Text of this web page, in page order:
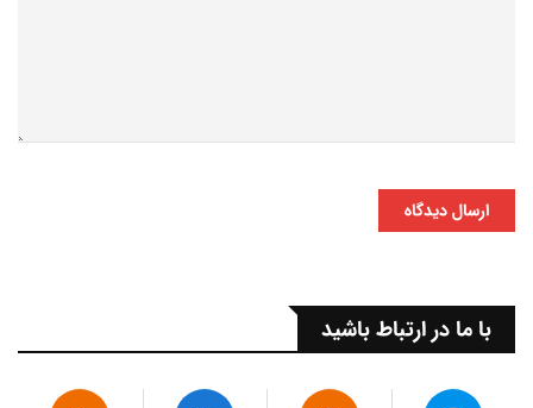
ارسال دیدگاه
با ما در ارتباط باشید